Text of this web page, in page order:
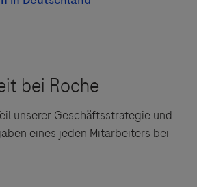
unserer Geschäftsstrategie und
eines jeden Mitarbeiters bei